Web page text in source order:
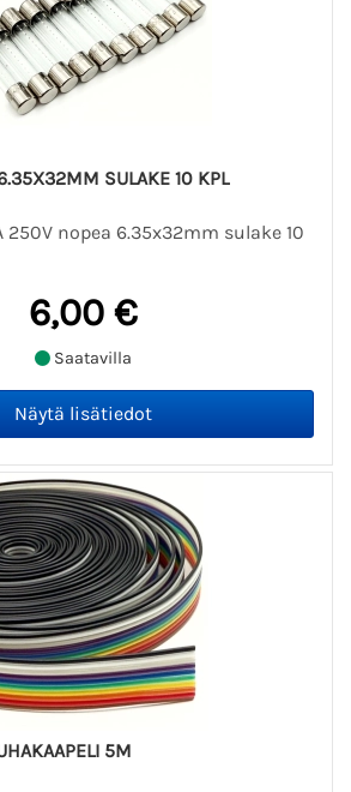
SULAKE 10 KPL
250V nopea 6.35x32mm sulake 10
6,00 €
Saatavilla
5M